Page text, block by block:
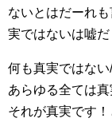
ないとはだーれ
実ではないは嘘だ
何も真実ではな
あらゆる全ては
それが真実です